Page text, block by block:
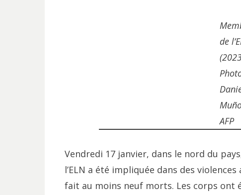
de
AFP
Vendredi 17 janvier, dans le nord du
l’ELN a été impliquée dans des
fait au moins neuf morts. Les corps ont